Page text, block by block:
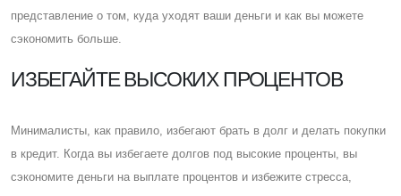
представление о том, куда уходят ваши деньги и как вы можете
сэкономить больше.
ИЗБЕГАЙТЕ ВЫСОКИХ ПРОЦЕНТОВ
Минималисты, как правило, избегают брать в долг и делать покупки
в кредит. Когда вы избегаете долгов под высокие проценты, вы
сэкономите деньги на выплате процентов и избежите стресса,